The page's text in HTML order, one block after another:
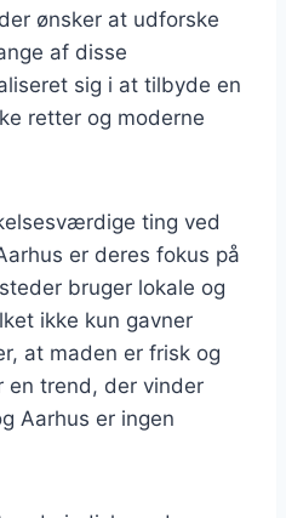
ønsker at udforske
af disse
sig i at tilbyde en
retter og moderne
ting ved
er deres fokus på
bruger lokale og
ikke kun gavner
at maden er frisk og
en trend, der vinder
Aarhus er ingen